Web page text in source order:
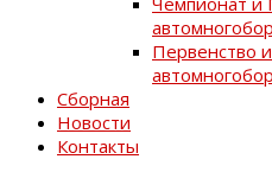
Первенство
Сборная
Новости
Контакты